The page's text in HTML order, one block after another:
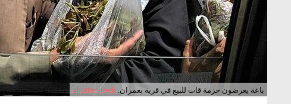
باعة يعرضون حزمة قات للبيع في قرية بعمران. shutterstock